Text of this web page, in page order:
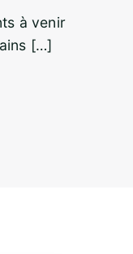
à venir
[…]